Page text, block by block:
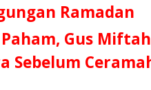
Ramadan
Gus
Sebelum